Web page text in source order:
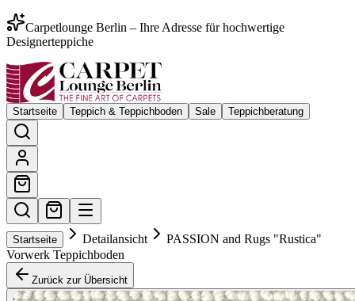
Carpetlounge Berlin – Ihre Adresse für hochwertige
Designerteppiche
Startseite Teppich & Teppichboden Sale Teppichberatung
Startseite Detailansicht
PASSION and Rugs "Rustica"
Vorwerk Teppichboden
Zurück zur Übersicht